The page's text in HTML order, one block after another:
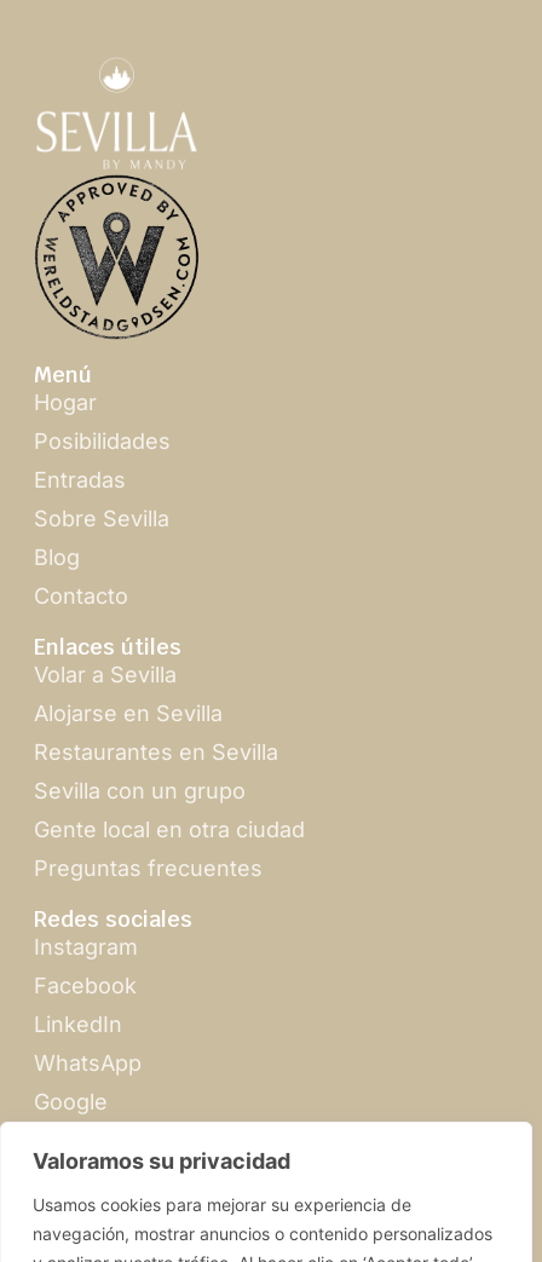
Valoramos su privacidad
Usamos cookies para mejorar su experiencia de
navegación, mostrar anuncios o contenido personalizados
Menú
Hogar
Posibilidades
Entradas
Sobre Sevilla
Blog
Contacto
Enlaces útiles
Volar a Sevilla
Alojarse en Sevilla
Restaurantes en Sevilla
Sevilla con un grupo
Gente local en otra ciudad
Preguntas frecuentes
Redes sociales
Instagram
Facebook
LinkedIn
WhatsApp
Google
Momentos especiales
Propuesta de matrimonio
Gira de verano